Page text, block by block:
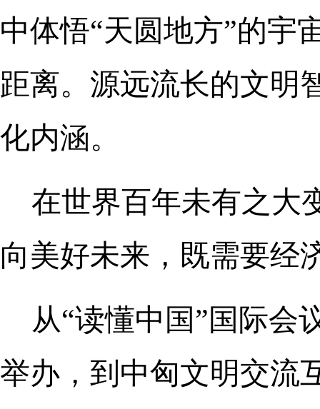
中体悟“天圆地方”的宇
距离。源远流长的文明
化内涵。
在世界百年未有之大
向美好未来，既需要经
从“读懂中国”国际会
举办，到中匈文明交流